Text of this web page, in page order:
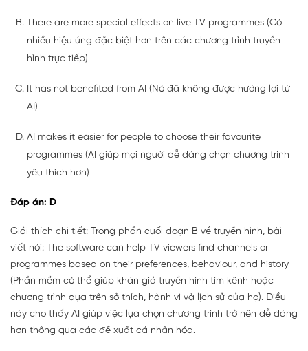
There are more special effects on live TV programmes (Có
nhiều hiệu ứng đặc biệt hơn trên các chương trình truyền
hình trực tiếp)
It has not benefited from AI (Nó đã không được hưởng lợi từ
AI)
AI makes it easier for people to choose their favourite
programmes (AI giúp mọi người dễ dàng chọn chương trình
yêu thích hơn)
Đáp án: D
Giải thích chi tiết: Trong phần cuối đoạn B về truyền hình, bài
viết nói: The software can help TV viewers find channels or
programmes based on their preferences, behaviour, and history
(Phần mềm có thể giúp khán giả truyền hình tìm kênh hoặc
chương trình dựa trên sở thích, hành vi và lịch sử của họ). Điều
này cho thấy AI giúp việc lựa chọn chương trình trở nên dễ dàng
hơn thông qua các đề xuất cá nhân hóa.